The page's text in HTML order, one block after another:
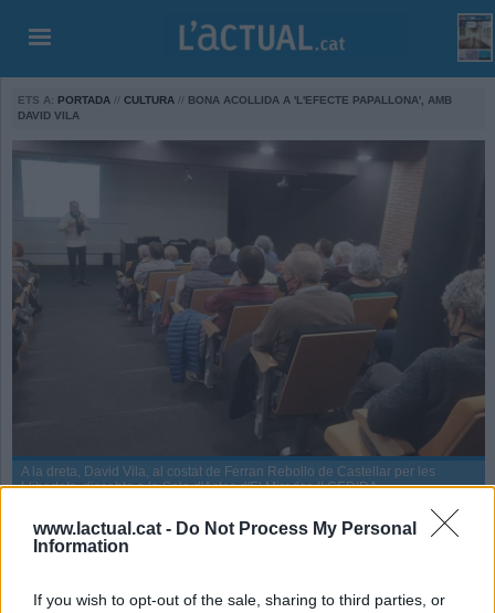
www.lactual.cat - Do Not Process My Personal
Information
If you wish to opt-out of the sale, sharing to third parties, or
ETS A: PORTADA // CULTURA // BONA ACOLLIDA A 'L'EFECTE PAPALLONA', AMB
DAVID VILA
A la dreta, David Vila, al costat de Ferran Rebollo de Castellar per les
Llibertats, dissabte a la Sala d'Actes d'El Mirador. || CEDIDA
Bona acollida a 'L'efecte papallona',
amb David Vila